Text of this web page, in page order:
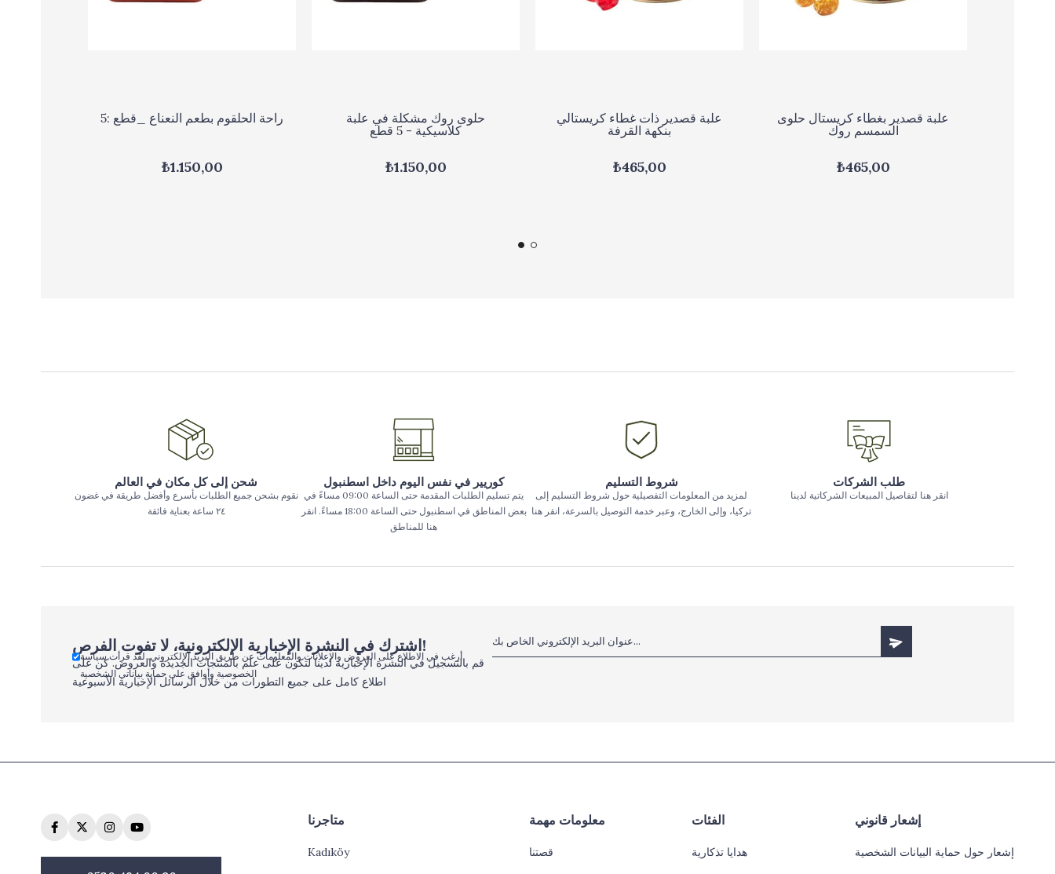
راحة الحلقوم بطعم النعناع _قطع :5
₺1.150,00
حلوى روك مشكلة في علبة
كلاسيكية - 5 قطع
₺1.150,00
علبة قصدير ذات غطاء كريستالي
بنكهة القرفة
₺465,00
علبة قصدير بغطاء كريستال حلوى
السمسم روك
₺465,00
شحن إلى كل مكان في العالم
نقوم بشحن جميع الطلبات بأسرع وأفضل طريقة في غضون
٢٤ ساعة بعناية فائقة
كوريير في نفس اليوم داخل اسطنبول
يتم تسليم الطلبات المقدمة حتى الساعة 09:00 مساءً في
بعض المناطق في اسطنبول حتى الساعة 18:00 مساءً. انقر
هنا للمناطق
شروط التسليم
لمزيد من المعلومات التفصيلية حول شروط التسليم إلى
تركيا، وإلى الخارج، وعبر خدمة التوصيل بالسرعة، انقر هنا
طلب الشركات
انقر هنا لتفاصيل المبيعات الشركاتية لدينا
اشترك في النشرة الإخبارية الإلكترونية، لا تفوت الفرص!
قم بالتسجيل في النشرة الإخبارية لدينا لتكون على علم بالمنتجات الجديدة والعروض. كن على
اطلاع كامل على جميع التطورات من خلال الرسائل الإخبارية الأسبوعية
أرغب في الاطلاع على العروض والإعلانات والمعلومات عن طريق البريد الإلكتروني. لقد قرأت سياسة
الخصوصية وأوافق على حماية بياناتي الشخصية
متاجرنا
Kadıköy
معلومات مهمة
قصتنا
الفئات
هدايا تذكارية
إشعار قانوني
إشعار حول حماية البيانات الشخصية